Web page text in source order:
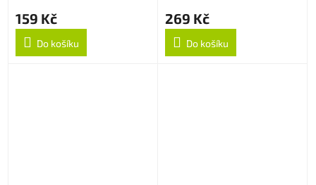
159 Kč
Do košíku
269 Kč
Do košíku